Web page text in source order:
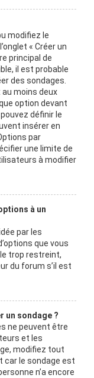
modifiez le
« Créer un
principal de
il est probable
des sondages.
moins deux
option devant
définir le
insérer en
par
une limite de
à modifier
à un
par les
que vous
trop restreint,
du forum s’il est
un sondage ?
ne peuvent être
et les
modifiez tout
car le sondage est
n’a encore